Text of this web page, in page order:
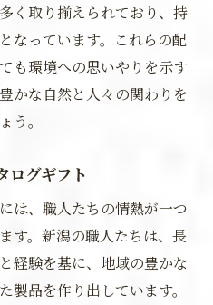
く取り揃えられており、持
なっています。これらの配
も環境への思いやりを示す
かな自然と人々の関わりを
う。
ログギフト
は、職人たちの情熱が一つ
す。新潟の職人たちは、長
経験を基に、地域の豊かな
製品を作り出しています。